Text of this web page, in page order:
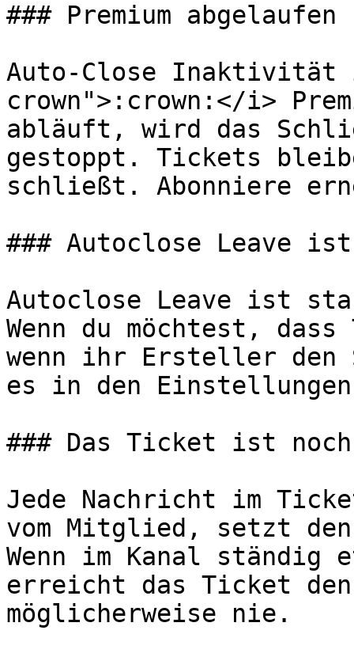
### Premium abgelaufen
Auto-Close
crown">:crown:</i>
abläuft, wird das
gestoppt. Tickets
schließt. Abonniere
### Autoclose Leave
Autoclose Leave ist
Wenn du möchtest,
wenn ihr Ersteller
es in den
### Das Ticket ist
Jede Nachricht im
vom Mitglied, setzt
Wenn im Kanal ständig
erreicht das Ticket
möglicherweise nie.